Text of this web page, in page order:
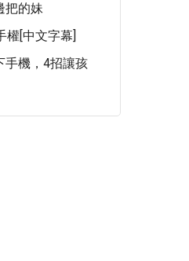
把的妹
權[中文字幕]
手機，4招讓孩